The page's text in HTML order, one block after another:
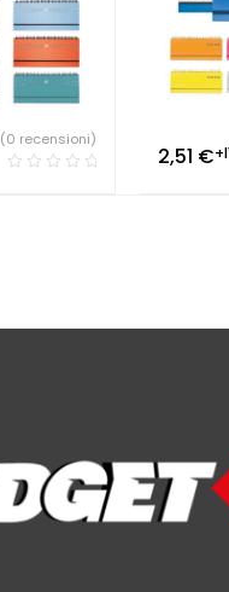
(0 recensioni)
2,51 €